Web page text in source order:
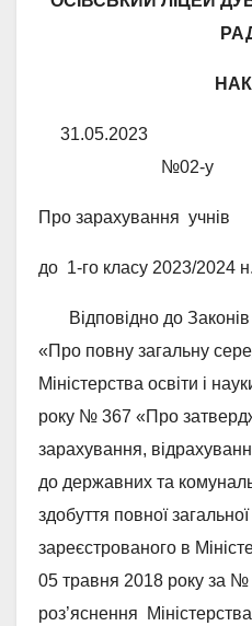
31.05.2023
№02-у
Про зарахування учнів
до 1-го класу 2023/2024
Відповідно до Законів
«Про повну загальну
Міністерства освіти і
року № 367 «Про
зарахування,
до державних та
здобуття повної
зареєстрованого в
05 травня 2018 року за
роз’яснення